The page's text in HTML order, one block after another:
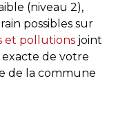
(niveau 2),
possibles sur
et pollutionsjoint
exacte de votre
de la commune